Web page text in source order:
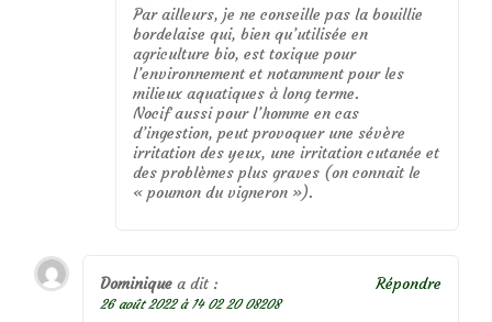
Par ailleurs, je ne conseille pas la bouillie
bordelaise qui, bien qu’utilisée en
agriculture bio, est toxique pour
l’environnement et notamment pour les
milieux aquatiques à long terme.
Nocif aussi pour l’homme en cas
d’ingestion, peut provoquer une sévère
irritation des yeux, une irritation cutanée et
des problèmes plus graves (on connait le
« poumon du vigneron »).
Dominique a dit :
26 août 2022 à 14 02 20 08208
Répondre